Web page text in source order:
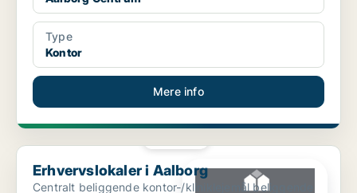
Type
Kontor
Mere info
Erhvervslokaler i Aalborg
Erhvervslokaler i Aalborg
Centralt beliggende kontor-/kliniklejemål beliggende